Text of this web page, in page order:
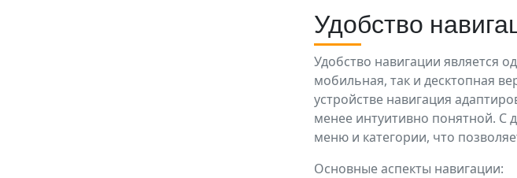
Удобство
Удобство навигации является
мобильная, так и десктопная
устройстве навигация
менее интуитивно понятной. С
меню и категории, что
Основные аспекты навигации: